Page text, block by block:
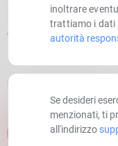
SCRITTO DA:
inoltrare
trattiamo i dati
autorità
Se desideri
menzionati, ti
all'indirizzo